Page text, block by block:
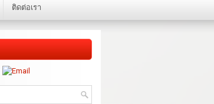
ติดต่อเรา